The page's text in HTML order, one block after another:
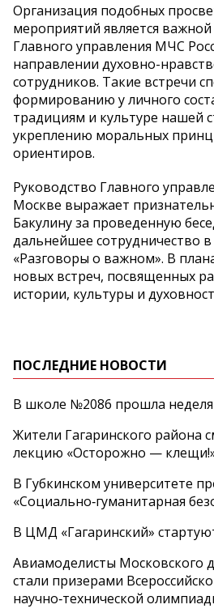
Организация подобных
мероприятий является
Главного управления МЧС
направлении духовно-
сотрудников. Такие встречи
формированию у личного
традициям и культуре нашей
укреплению моральных
ориентиров.
Руководство Главного
Москве выражает
Бакулину за проведенную
дальнейшее сотрудничество
«Разговоры о важном». В
новых встреч, посвященных
истории, культуры и
ПОСЛЕДНИЕ НОВОСТИ
В школе №2086 прошла неделя
Жители Гагаринского района
лекцию «Осторожно —
В Губкинском университете
«Социально‑гуманитарная
В ЦМД «Гагаринский»
Авиамоделисты Московского
стали призерами
научно‑технической